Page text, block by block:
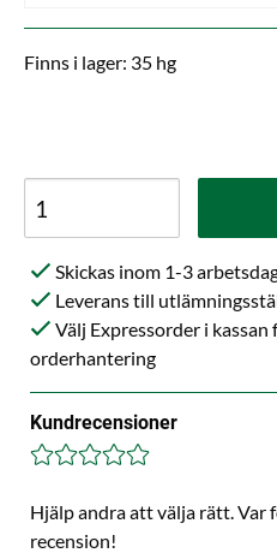
Finns i lager: 35 hg
Skickas inom 1-3
Leverans till
Välj Expressorder i
orderhantering
Kundrecensioner
Hjälp andra att välja rätt. Var
recension!